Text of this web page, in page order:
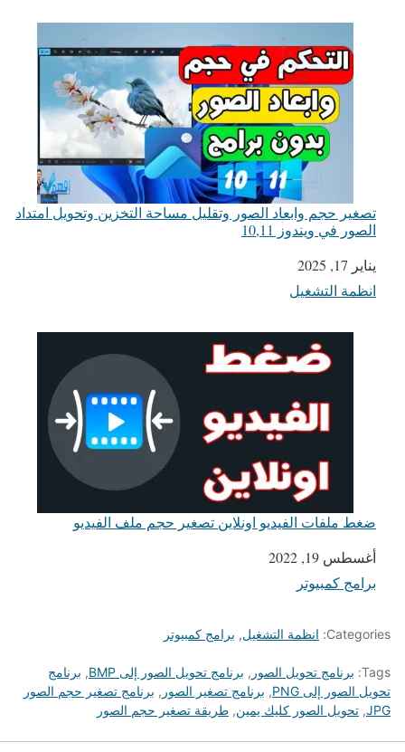
تصغير حجم وابعاد الصور وتقليل مساحة التخزين وتحويل امتداد
الصور في ويندوز 10,11
التاريخ
يناير 17, 2025
في ما يتعلق بما يأتي
انظمة التشغيل
ضغط ملفات الفيديو اونلاين تصغير حجم ملف الفيديو
التاريخ
أغسطس 19, 2022
في ما يتعلق بما يأتي
برامج كمبيوتر
Categories: انظمة التشغيل, برامج كمبيوتر
Tags: برنامج تحويل الصور , برنامج تحويل الصور إلى BMP , برنامج
تحويل الصور إلى PNG
, برنامج تصغير الصور , برنامج تصغير حجم الصور
JPG
, تحويل الصور كليك يمين, طريقة تصغير حجم الصور